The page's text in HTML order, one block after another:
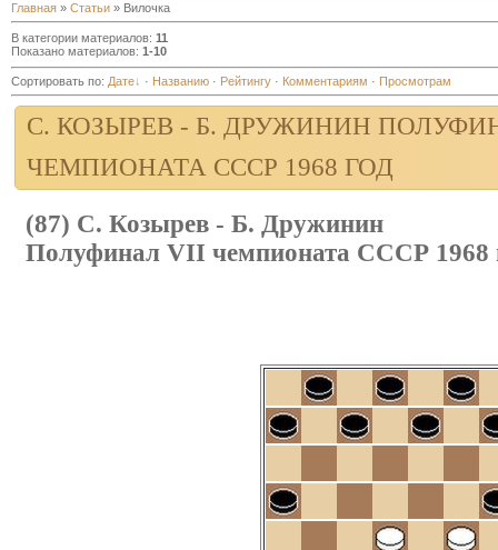
Главная » Статьи » Вилочка
В категории материалов: 11
Показано материалов: 1-10
Сортировать по: Дате · Названию · Рейтингу · Комментариям · Просмотрам
С. КОЗЫРЕВ - Б. ДРУЖИНИН
ЧЕМПИОНАТА CCCР 1968 ГОД
(87) С. Козырев - Б. Дружинин
Полуфинал VII чемпионата CCCР 1968